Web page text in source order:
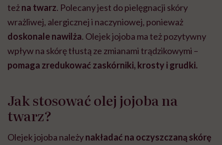
teżna twarz. Polecany jest do pielęgnacji skóry
wrażliwej, alergicznej i naczyniowej, ponieważ
doskonale nawilża. Olejek jojoba ma też pozytywny
wpływ na skórę tłustą ze zmianami trądzikowymi –
pomaga zredukować zaskórniki, krosty i grudki.
Jak stosować olej jojoba na
twarz?
Olejek jojoba należynakładać na oczyszczaną skórę